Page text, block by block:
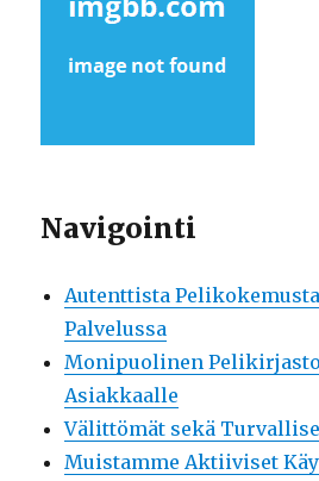
Navigointi
Autenttista
Palvelussa
Monipuolinen
Asiakkaalle
Välittömät sekä
Muistamme Aktiiviset